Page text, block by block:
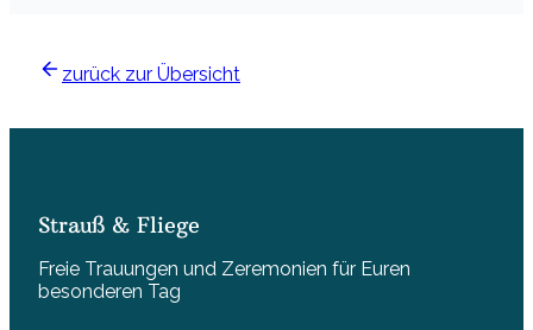
zurück zur Übersicht
Strauß & Fliege
Freie Trauungen und Zeremonien für Euren
besonderen Tag